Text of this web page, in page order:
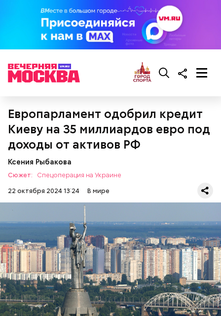
Европарламент одобрил кредит
Киеву на 35 миллиардов евро под
доходы от активов РФ
Ксения Рыбакова
Сюжет:
Спецоперация на Украине
22 октября 2024 13:24
В мире
Он также уточнил, что у человека крайне мало
шансов выжить, если он окажется на пути у акулы.
Ни один метод и способ защиты или обороны в
стрессовой ситуации не помогает, ведь у морского
обитателя больше преимуществ в воде как по
выносливости, так и по силе.
последние годы очень активно нападают на
туристов в курортных зонах. «Вечерняя Москва»
решила вспомнитьтоп-5 самых страшных случаев.